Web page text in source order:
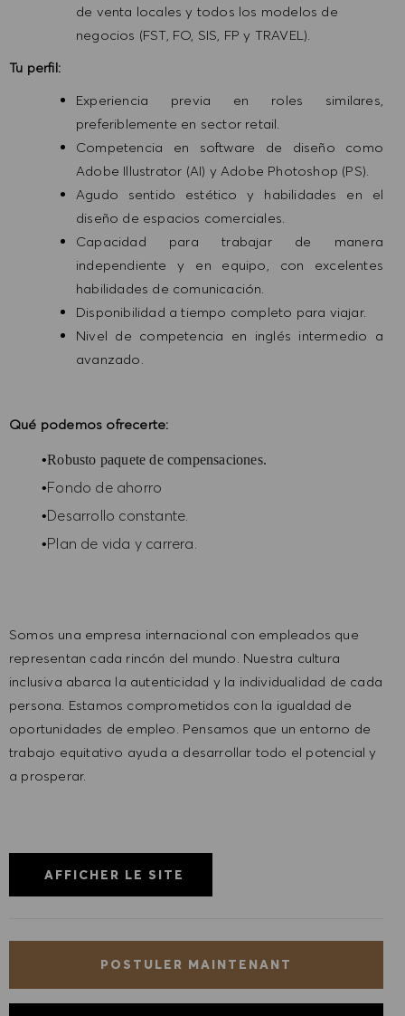
de venta locales y todos los modelos de
negocios (FST, FO, SIS, FP y TRAVEL).
Tu perfil:
Experiencia previa en roles similares,
preferiblemente en sector retail.
Competencia en software de diseño como
Adobe Illustrator (AI) y Adobe Photoshop (PS).
Agudo sentido estético y habilidades en el
diseño de espacios comerciales.
Capacidad para trabajar de manera
independiente y en equipo, con excelentes
habilidades de comunicación.
Disponibilidad a tiempo completo para viajar.
Nivel de competencia en inglés intermedio a
avanzado.
Qué podemos ofrecerte:
•Robusto paquete de compensaciones.
•Fondo de ahorro
•Desarrollo constante.
•Plan de vida y carrera.
Somos una empresa internacional con empleados que
representan cada rincón del mundo. Nuestra cultura
inclusiva abarca la autenticidad y la individualidad de cada
persona. Estamos comprometidos con la igualdad de
oportunidades de empleo. Pensamos que un entorno de
trabajo equitativo ayuda a desarrollar todo el potencial y
a prosperar.
AFFICHER LE SITE
POSTULER MAINTENANT